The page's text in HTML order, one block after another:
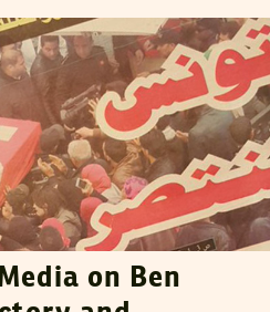
on Ben